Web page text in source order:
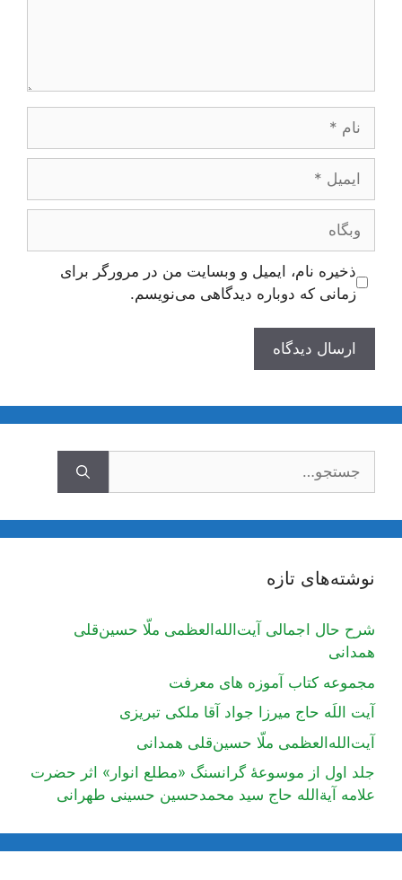
ذخیره نام، ایمیل و وبسایت من در مرورگر برای
زمانی که دوباره دیدگاهی می‌نویسم.
نوشته‌های تازه
شرح حال اجمالی آیت‌الله‌العظمی ملّا حسین‌قلی
همدانی
مجموعه کتاب آموزه های معرفت
آیت اللَه حاج میرزا جواد آقا ملکی تبریزی
آیت‌الله‌العظمی ملّا حسین‌قلی همدانی
جلد اول از موسوعۀ گرانسنگ «مطلع انوار» اثر حضرت
علامه آیة‌الله حاج سید محمدحسین حسینی طهرانی